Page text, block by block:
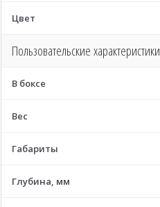
Цвет
Пользовательские характеристики
В боксе
Вес
Габариты
Глубина, мм